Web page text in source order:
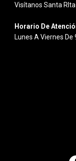
Visítanos Santa RIta
Horario De
Lunes A Viernes De